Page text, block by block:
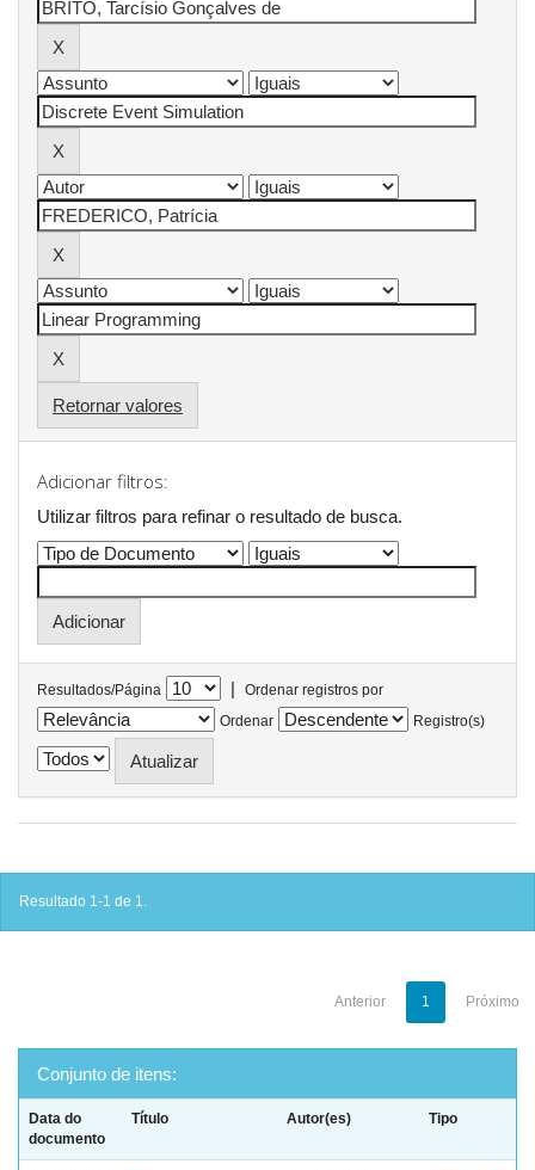
Retornar valores
Adicionar filtros:
Utilizar filtros para refinar o resultado de busca.
Resultados/Página |
Ordenar registros por
Ordenar
Registro(s)
Resultado 1-1 de 1.
Anterior 1 Próximo
Conjunto de itens:
Data do
documento
Título Autor(es) Tipo